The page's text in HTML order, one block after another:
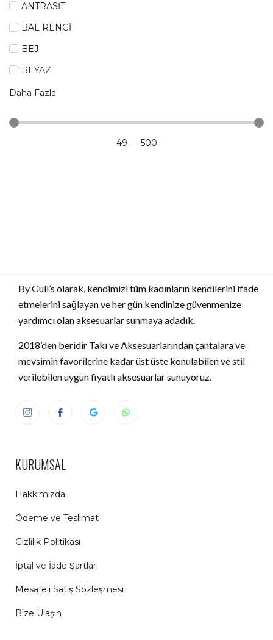
ANTRASİT
BAL RENGİ
BEJ
BEYAZ
Daha Fazla
49 — 500
By Gull’s olarak, kendimizi tüm kadınların kendilerini ifade
etmelerini sağlayan ve her gün kendinize güvenmenize
yardımcı olan aksesuarlar sunmaya adadık.
2018’den beridir Takı ve Aksesuarlarından çantalara ve
mevsimin favorilerine kadar üst üste konulabilen ve stil
verilebilen uygun fiyatlı aksesuarlar sunuyoruz.
KURUMSAL
Hakkımızda
Ödeme ve Teslimat
Gizlilik Politikası
İptal ve İade Şartları
Mesafeli Satış Sözleşmesi
Bize Ulaşın